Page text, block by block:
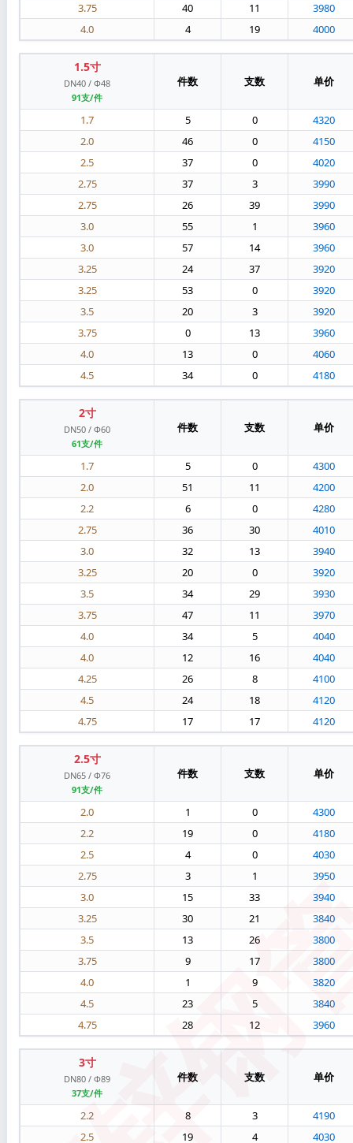
3.75
40 11
3980
4.0
4 19 4000
1.5寸
DN40 / Φ48
91支/件
件数 支数 单价
1.7 5 0
4320
2.0
46 0
4150
2.5
37 0
4020
2.75
37 3
3990
2.75
26 39
3990
3.0
55 1
3960
3.0
57 14
3960
3.25
24 37
3920
3.25
53 0
3920
3.5
20 3
3920
3.75
0 13
3960
4.0
13 0
4060
4.5
34 0 4180
2寸
DN50 / Φ60
61支/件
件数 支数 单价
1.7 5 0
4300
2.0
51 11
4200
2.2
6 0
4280
2.75
36 30
4010
3.0
32 13
3940
3.25
20 0
3920
3.5
34 29
3930
3.75
47 11
3970
4.0
34 5
4040
4.0
12 16
4040
4.25
26 8
4100
4.5
24 18
4120
4.75
17 17 4120
2.5寸
DN65 / Φ76
91支/件
件数 支数 单价
2.0 1 0
4300
2.2
19 0
4180
2.5
4 0
4030
2.75
3 1
3950
3.0
15 33
3940
3.25
30 21
3840
3.5
13 26
3800
3.75
9 17
3800
4.0
1 9
3820
4.5
23 5
3840
4.75
28 12 3960
3寸
DN80 / Φ89
37支/件
件数 支数 单价
2.2 8 3
4190
2.5
19 4 4030